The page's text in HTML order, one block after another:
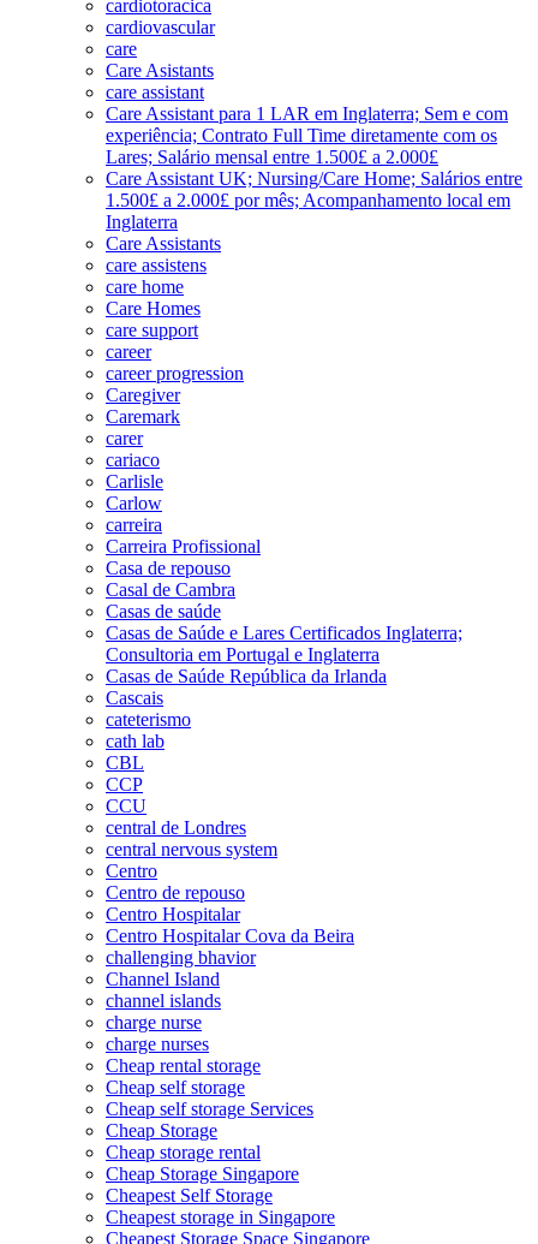
cardiotoracica
cardiovascular
care
Care Asistants
care assistant
Care Assistant para 1 LAR em Inglaterra; Sem e com
experiência; Contrato Full Time diretamente com os
Lares; Salário mensal entre 1.500£ a 2.000£
Care Assistant UK; Nursing/Care Home; Salários entre
1.500£ a 2.000£ por mês; Acompanhamento local em
Inglaterra
Care Assistants
care assistens
care home
Care Homes
care support
career
career progression
Caregiver
Caremark
carer
cariaco
Carlisle
Carlow
carreira
Carreira Profissional
Casa de repouso
Casal de Cambra
Casas de saúde
Casas de Saúde e Lares Certificados Inglaterra;
Consultoria em Portugal e Inglaterra
Casas de Saúde República da Irlanda
Cascais
cateterismo
cath lab
CBL
CCP
CCU
central de Londres
central nervous system
Centro
Centro de repouso
Centro Hospitalar
Centro Hospitalar Cova da Beira
challenging bhavior
Channel Island
channel islands
charge nurse
charge nurses
Cheap rental storage
Cheap self storage
Cheap self storage Services
Cheap Storage
Cheap storage rental
Cheap Storage Singapore
Cheapest Self Storage
Cheapest storage in Singapore
Cheapest Storage Space Singapore